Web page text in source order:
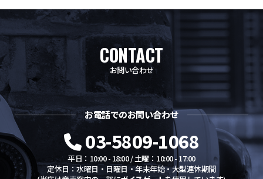
CONTACT
お問い合わせ
お電話でのお問い合わせ
03-5809-1068
平日：10:00 - 18:00 / 土曜：10:00 - 17:00
定休日：水曜日・日曜日・年末年始・大型連休期間